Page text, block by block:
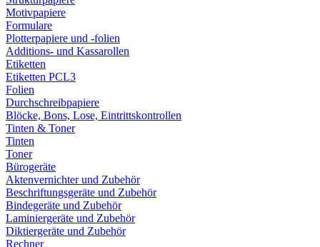
Motivpapiere
Formulare
Plotterpapiere und -folien
Additions- und Kassarollen
Etiketten
Etiketten PCL3
Folien
Durchschreibpapiere
Blöcke, Bons, Lose, Eintrittskontrollen
Tinten & Toner
Tinten
Toner
Bürogeräte
Aktenvernichter und Zubehör
Beschriftungsgeräte und Zubehör
Bindegeräte und Zubehör
Laminiergeräte und Zubehör
Diktiergeräte und Zubehör
Rechner